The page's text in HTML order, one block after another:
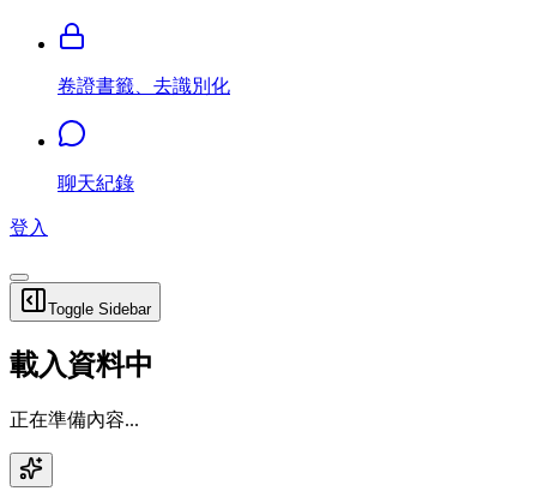
卷證書籤、去識別化
聊天紀錄
登入
Toggle Sidebar
載入資料中
正在準備內容...